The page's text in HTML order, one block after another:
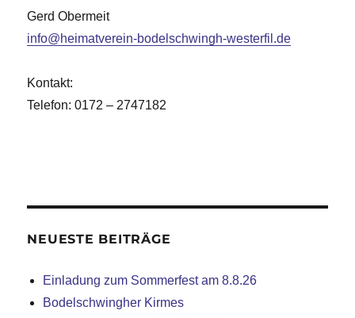
Gerd Obermeit
info@heimatverein-bodelschwingh-westerfil.de
Kontakt:
Telefon: 0172 – 2747182
NEUESTE BEITRÄGE
Einladung zum Sommerfest am 8.8.26
Bodelschwingher Kirmes